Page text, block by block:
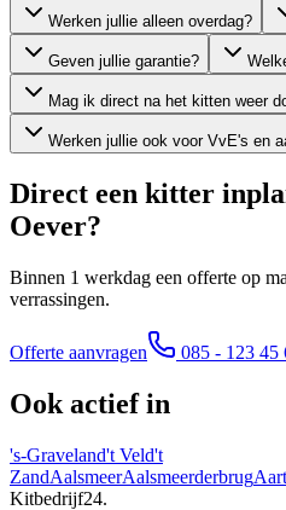
Werken jullie alleen overdag?
Geven jullie garantie?
Mag ik direct na het kitten weer
Werken jullie ook voor VvE's en
Direct een kitter
Oever?
Binnen 1 werkdag een offerte op
verrassingen.
Offerte aanvragen 085 - 123 45
Ook actief in
's-Graveland't Veld't
ZandAalsmeerAalsmeerderbrug
Kitbedrijf24.